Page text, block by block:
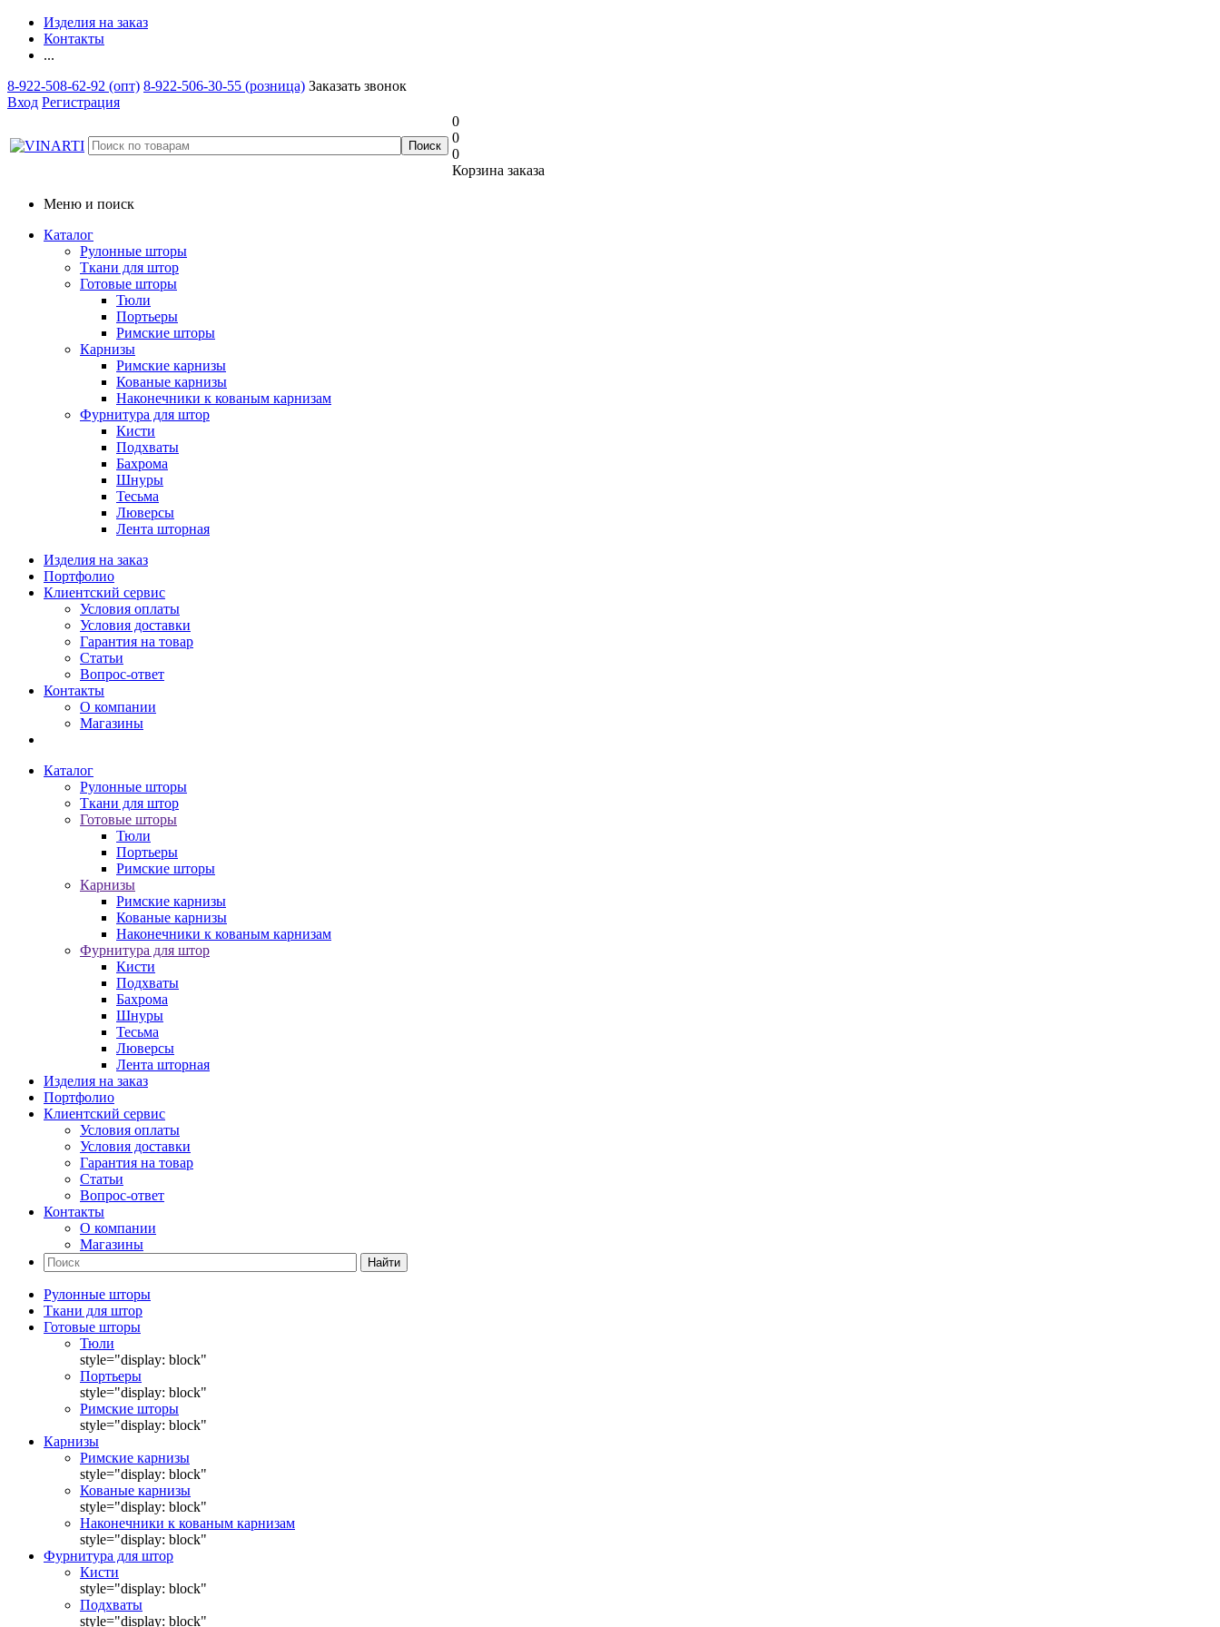
Изделия на заказ
Контакты
...
8-922-508-62-92 (опт) 8-922-506-30-55 (розница) Заказать звонок
Вход Регистрация
0
0
0
Корзина заказа
Меню и поиск
Каталог
Рулонные шторы
Ткани для штор
Готовые шторы
Тюли
Портьеры
Римские шторы
Карнизы
Римские карнизы
Кованые карнизы
Наконечники к кованым карнизам
Фурнитура для штор
Кисти
Подхваты
Бахрома
Шнуры
Тесьма
Люверсы
Лента шторная
Изделия на заказ
Портфолио
Клиентский сервис
Условия оплаты
Условия доставки
Гарантия на товар
Статьи
Вопрос-ответ
Контакты
О компании
Магазины
Каталог
Рулонные шторы
Ткани для штор
Готовые шторы
Тюли
Портьеры
Римские шторы
Карнизы
Римские карнизы
Кованые карнизы
Наконечники к кованым карнизам
Фурнитура для штор
Кисти
Подхваты
Бахрома
Шнуры
Тесьма
Люверсы
Лента шторная
Изделия на заказ
Портфолио
Клиентский сервис
Условия оплаты
Условия доставки
Гарантия на товар
Статьи
Вопрос-ответ
Контакты
О компании
Магазины
Найти
Рулонные шторы
Ткани для штор
Готовые шторы
Тюли
style="display: block"
Портьеры
style="display: block"
Римские шторы
style="display: block"
Карнизы
Римские карнизы
style="display: block"
Кованые карнизы
style="display: block"
Наконечники к кованым карнизам
style="display: block"
Фурнитура для штор
Кисти
style="display: block"
Подхваты
style="display: block"